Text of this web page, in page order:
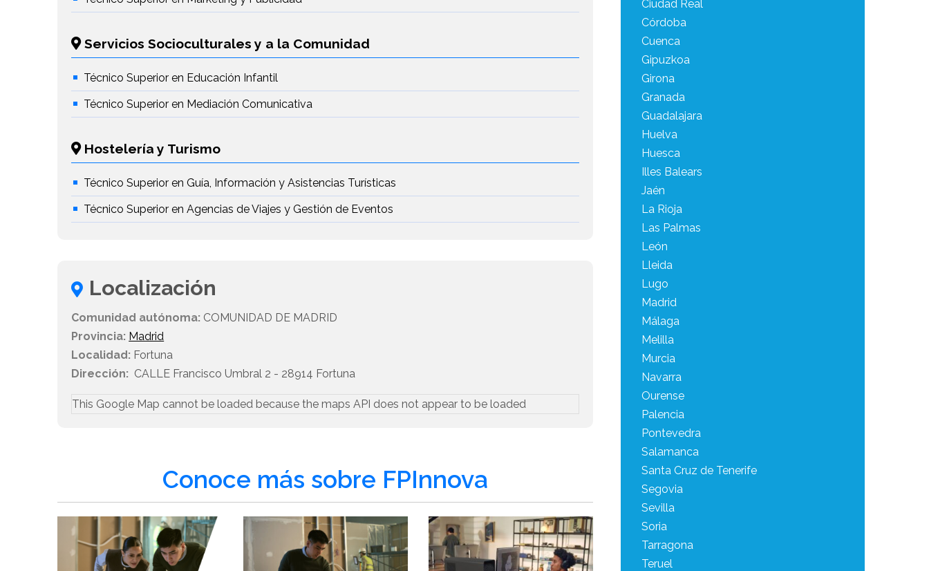
Servicios Socioculturales y a la Comunidad
Técnico Superior en Educación Infantil
Técnico Superior en Mediación Comunicativa
Hostelería y Turismo
Técnico Superior en Guía, Información y Asistencias Turísticas
Técnico Superior en Agencias de Viajes y Gestión de Eventos
Localización
Comunidad autónoma: COMUNIDAD DE MADRID
Provincia: Madrid
Localidad: Fortuna
Dirección: CALLE Francisco Umbral 2 - 28914 Fortuna
This Google Map cannot be loaded because the maps API does not appear to be loaded
Conoce más sobre FPInnova
Ciudad Real
Córdoba
Cuenca
Gipuzkoa
Girona
Granada
Guadalajara
Huelva
Huesca
Illes Balears
Jaén
La Rioja
Las Palmas
León
Lleida
Lugo
Madrid
Málaga
Melilla
Murcia
Navarra
Ourense
Palencia
Pontevedra
Salamanca
Santa Cruz de Tenerife
Segovia
Sevilla
Soria
Tarragona
Teruel